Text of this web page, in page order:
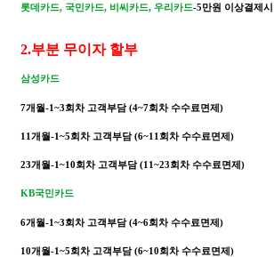
롯데카드, 국민카드, 비씨카드, 우리카드-5만원 이상결제
2.부분 무이자 할부
삼성카드
7개월-1~3회차 고객부담(4~7회차 수수료면제)
11개월-1~5회차 고객부담(6~11회차 수수료면제)
23개월-1~10회차 고객부담(11~23회차 수수료면제)
KB국민카드
6개월-1~3회차 고객부담 (4~6회차 수수료면제)
10개월-1~5회차 고객부담 (6~10회차 수수료면제)